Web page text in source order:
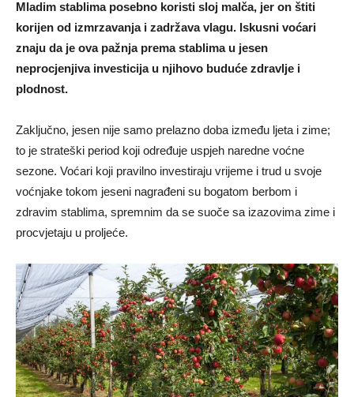
Mladim stablima posebno koristi sloj malča, jer on štiti
korijen od izmrzavanja i zadržava vlagu. Iskusni voćari
znaju da je ova pažnja prema stablima u jesen
neprocjenjiva investicija u njihovo buduće zdravlje i
plodnost.
Zaključno, jesen nije samo prelazno doba između ljeta i zime;
to je strateški period koji određuje uspjeh naredne voćne
sezone. Voćari koji pravilno investiraju vrijeme i trud u svoje
voćnjake tokom jeseni nagrađeni su bogatom berbom i
zdravim stablima, spremnim da se suoče sa izazovima zime i
procvjetaju u proljeće.